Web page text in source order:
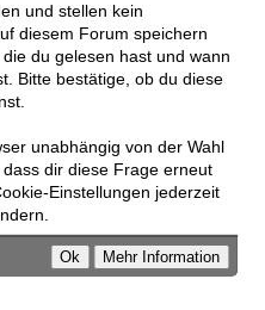
und stellen kein
diesem Forum speichern
du gelesen hast und wann
Bitte bestätige, ob du diese
unabhängig von der Wahl
dir diese Frage erneut
Einstellungen jederzeit